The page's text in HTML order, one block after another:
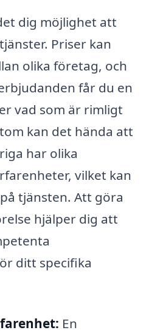
dig möjlighet att
Priser kan
olika företag, och
får du en
vad som är rimligt
kan det hända att
har olika
vilket kan
tjänsten. Att göra
hjälper dig att
ditt specifika
En